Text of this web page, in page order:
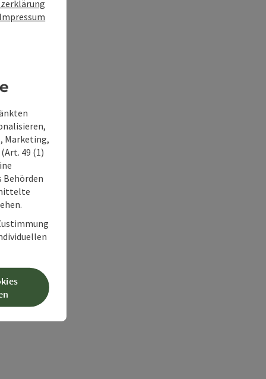
Impressum
Marketing,
49 (1)
Behörden